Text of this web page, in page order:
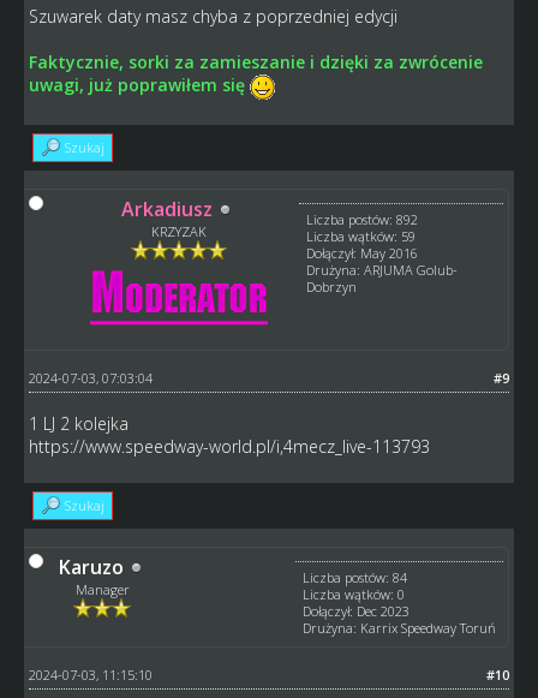
Szuwarek daty masz chyba z poprzedniej edycji
Faktycznie, sorki za zamieszanie i dzięki za zwrócenie
uwagi, już poprawiłem się
Szukaj
Arkadiusz
KRZYZAK
Liczba postów: 892
Liczba wątków: 59
Dołączył: May 2016
Drużyna: ARJUMA Golub-
Dobrzyn
#9
2024-07-03, 07:03:04
1 LJ 2 kolejka
https://www.speedway-world.pl/i,4mecz_live-113793
Szukaj
Karuzo
Manager
Liczba postów: 84
Liczba wątków: 0
Dołączył: Dec 2023
Drużyna: Karrix Speedway Toruń
#10
2024-07-03, 11:15:10